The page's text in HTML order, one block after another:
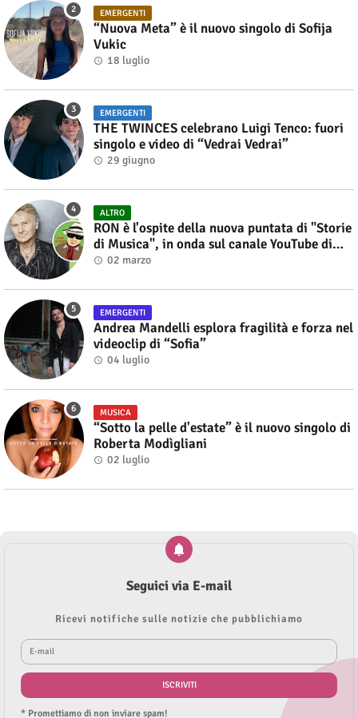
EMERGENTI
“Nuova Meta” è il nuovo singolo di Sofija
Vukic
18 luglio
EMERGENTI
THE TWINCES celebrano Luigi Tenco: fuori
singolo e video di “Vedrai Vedrai”
29 giugno
ALTRO
RON è l'ospite della nuova puntata di "Storie
di Musica", in onda sul canale YouTube di
Alberto Salerno
02 marzo
EMERGENTI
Andrea Mandelli esplora fragilità e forza nel
videoclip di “Sofia”
04 luglio
MUSICA
“Sotto la pelle d'estate” è il nuovo singolo di
Roberta Modìgliani
02 luglio
Seguici via E-mail
Ricevi notifiche sulle notizie che pubblichiamo
* Promettiamo di non inviare spam!